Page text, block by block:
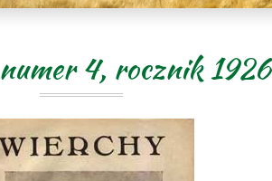
4, rocznik 1926